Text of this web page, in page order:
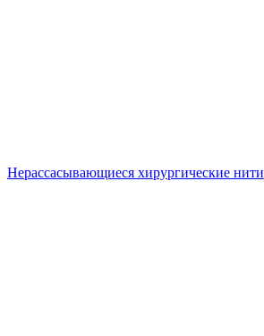
Нерассасывающиеся хирургические нити